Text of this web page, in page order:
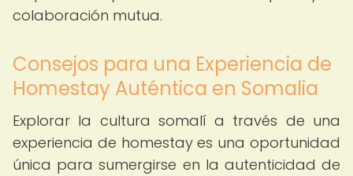
colaboración mutua.
Consejos para una Experiencia de
Homestay Auténtica en Somalia
Explorar la cultura somalí a través de una
experiencia de homestay es una oportunidad
única para sumergirse en la autenticidad de